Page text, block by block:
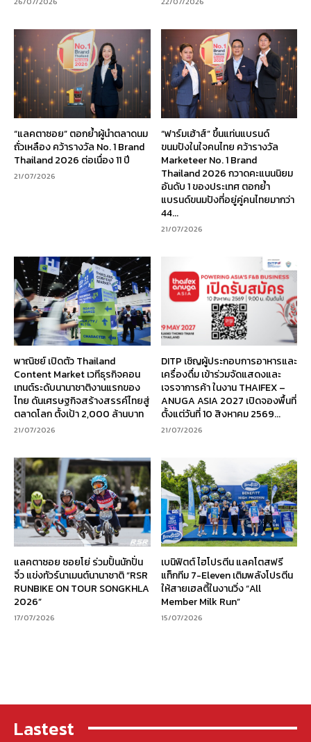
“แลคตาซอย” ตอกย้ำผู้นำตลาดนม
ถั่วเหลือง คว้ารางวัล No. 1 Brand
Thailand 2026 ต่อเนื่อง 11 ปี
21/07/2026
“ฟาร์มเฮ้าส์” ขึ้นแท่นแบรนด์
ขนมปังในใจคนไทย คว้ารางวัล
Marketeer No. 1 Brand
Thailand 2026 กวาดคะแนนนิยม
อันดับ 1 ของประเทศ ตอกย้ำ
แบรนด์ขนมปังที่อยู่คู่คนไทยมากว่า
44...
21/07/2026
พาณิชย์ เปิดตัว Thailand
Content Market เวทีธุรกิจคอน
เทนต์ระดับนานาชาติงานแรกของ
ไทย ดันเศรษฐกิจสร้างสรรค์ไทยสู่
ตลาดโลก ตั้งเป้า 2,000 ล้านบาท
21/07/2026
DITP เชิญผู้ประกอบการอาหารและ
เครื่องดื่ม เข้าร่วมจัดแสดงและ
เจรจาการค้า ในงาน THAIFEX –
ANUGA ASIA 2027 เปิดจองพื้นที่
ตั้งแต่วันที่ 10 สิงหาคม 2569...
21/07/2026
แลคตาซอย ซอยโย่ ร่วมปั้นนักปั่น
จิ๋ว แข่งทัวร์นาเมนต์นานาชาติ “RSR
RUNBIKE ON TOUR SONGKHLA
2026”
17/07/2026
เบนิฟิตต์ ไฮโปรตีน แลคโตสฟรี
แท็กทีม 7-Eleven เติมพลังโปรตีน
ให้สายเฮลตี้ในงานวิ่ง “All
Member Milk Run”
15/07/2026
Lastest